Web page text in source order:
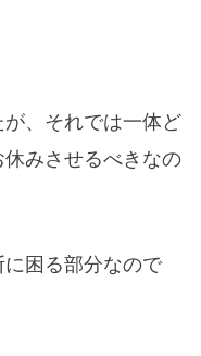
、それでは一体ど
みさせるべきなの
困る部分なので